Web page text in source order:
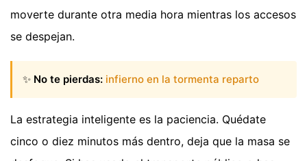
moverte durante otra media hora mientras los accesos
se despejan.
✨ No te pierdas: infierno en la tormenta reparto
La estrategia inteligente es la paciencia. Quédate
cinco o diez minutos más dentro, deja que la masa se